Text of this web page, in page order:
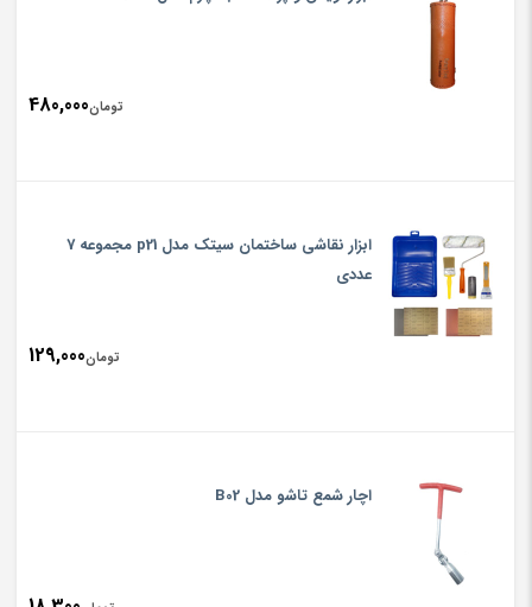
تومان480,000
ابزار نقاشی ساختمان سیتک مدل p21 مجموعه 7
عددی
تومان129,000
اچار شمع تاشو مدل B02